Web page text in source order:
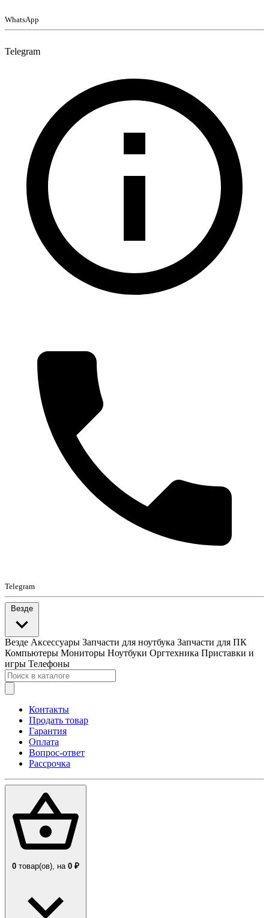
WhatsApp
Telegram
Telegram
Везде
Везде Аксессуары Запчасти для ноутбука Запчасти для ПК
Компьютеры Мониторы Ноутбуки Оргтехника Приставки и
игры Телефоны
Контакты
Продать товар
Гарантия
Оплата
Вопрос-ответ
Рассрочка
0 товар(ов), на 0 ₽